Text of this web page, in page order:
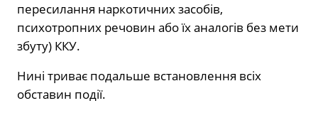
пересилання наркотичних засобів,
психотропних речовин або їх аналогів без мети
збуту) ККУ.
Нині триває подальше встановлення всіх
обставин події.